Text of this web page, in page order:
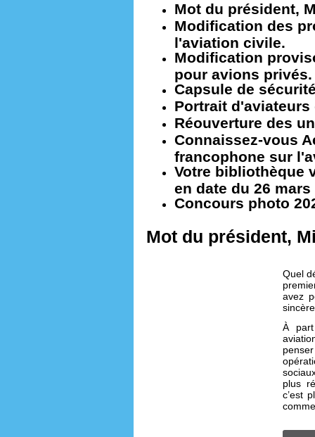
Mot du président,
Modification des
l'aviation civile.
Modification
pour avions privés.
Capsule de
Portrait d'aviateurs
Réouverture des
Connaissez-vous
francophone sur
Votre bibliothèque
en date du 26 mars
Concours photo
Mot du président,
Quel
avez
À
plus
c’est